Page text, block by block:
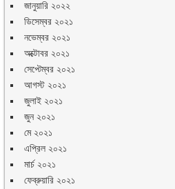
জানুয়ারি ২০২২
ডিসেম্বর ২০২১
নভেম্বর ২০২১
অক্টোবর ২০২১
সেপ্টেম্বর ২০২১
আগস্ট ২০২১
জুলাই ২০২১
জুন ২০২১
মে ২০২১
এপ্রিল ২০২১
মার্চ ২০২১
ফেব্রুয়ারি ২০২১